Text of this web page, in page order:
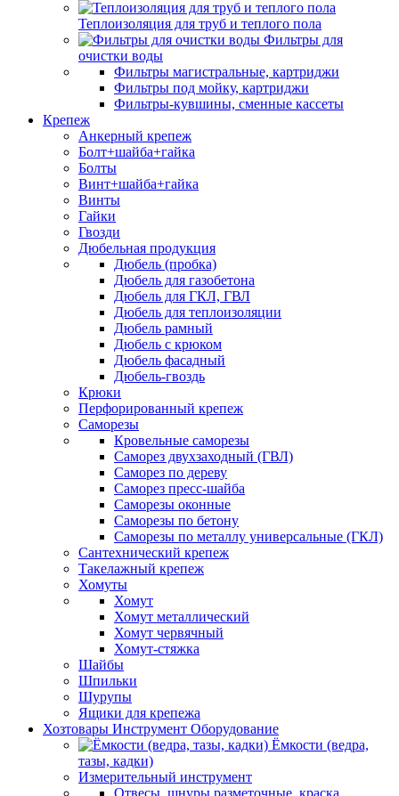
Теплоизоляция для труб и теплого пола
Фильтры для
очистки воды
Фильтры магистральные, картриджи
Фильтры под мойку, картриджи
Фильтры-кувшины, сменные кассеты
Крепеж
Анкерный крепеж
Болт+шайба+гайка
Болты
Винт+шайба+гайка
Винты
Гайки
Гвозди
Дюбельная продукция
Дюбель (пробка)
Дюбель для газобетона
Дюбель для ГКЛ, ГВЛ
Дюбель для теплоизоляции
Дюбель рамный
Дюбель с крюком
Дюбель фасадный
Дюбель-гвоздь
Крюки
Перфорированный крепеж
Саморезы
Кровельные саморезы
Саморез двухзаходный (ГВЛ)
Саморез по дереву
Саморез пресс-шайба
Саморезы оконные
Саморезы по бетону
Саморезы по металлу универсальные (ГКЛ)
Сантехнический крепеж
Такелажный крепеж
Хомуты
Хомут
Хомут металлический
Хомут червячный
Хомут-стяжка
Шайбы
Шпильки
Шурупы
Ящики для крепежа
Хозтовары Инструмент Оборудование
Ёмкости (ведра,
тазы, кадки)
Измерительный инструмент
Отвесы, шнуры разметочные, краска